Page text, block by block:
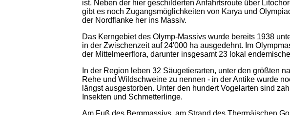
ist. Neben der hier geschilderten Anfahrtsroute über
gibt es noch Zugangsmöglichkeiten von Karya und
der Nordflanke her ins Massiv.
Das Kerngebiet des Olymp-Massivs wurde bereits 1938
in der Zwischenzeit auf 24'000 ha ausgedehnt. Im
der Mittelmeerflora, darunter insgesamt 23 lokal
In der Region leben 32 Säugetierarten, unter den größten
Rehe und Wildschweine zu nennen - in der Antike wurde
längst ausgestorben. Unter den hundert Vogelarten sind
Insekten und Schmetterlinge.
Am Fuß des Bergmassivs, am Strand des Thermäischen